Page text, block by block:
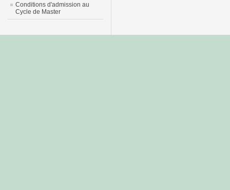
Conditions d'admission au
Cycle de Master